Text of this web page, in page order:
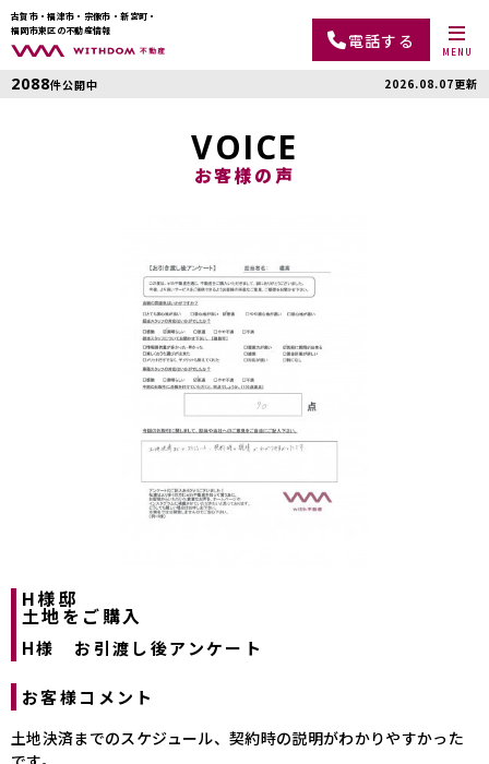
古賀市・福津市・宗像市・新宮町・
福岡市東区の不動産情報
電話する
MENU
2088件公開中 2026.08.07更新
VOICE
お客様の声
H様邸
土地をご購入
H様 お引渡し後アンケート
お客様コメント
土地決済までのスケジュール、契約時の説明がわかりやすかった